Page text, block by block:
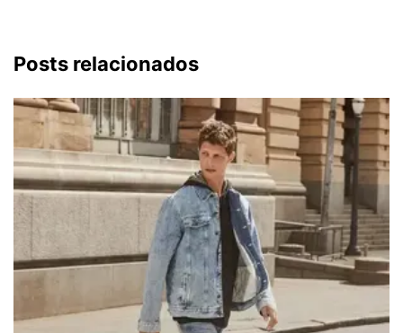
Posts relacionados